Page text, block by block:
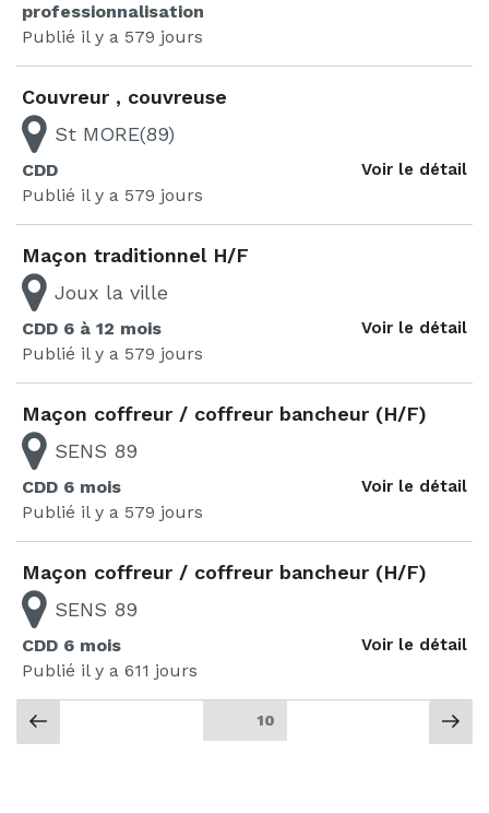
professionnalisation
Publié il y a 579 jours
Couvreur , couvreuse
St MORE(89)
CDD
Publié il y a 579 jours
Voir le détail
Maçon traditionnel H/F
Joux la ville
CDD 6 à 12 mois
Publié il y a 579 jours
Voir le détail
Maçon coffreur / coffreur bancheur (H/F)
SENS 89
CDD 6 mois
Publié il y a 579 jours
Voir le détail
Maçon coffreur / coffreur bancheur (H/F)
SENS 89
CDD 6 mois
Publié il y a 611 jours
Voir le détail
Page
précédente
Page10